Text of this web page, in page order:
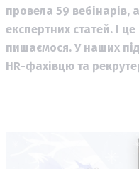
провела 59 вебінарів,
експертних статей. І
пишаємося. У наших
HR-фахівцю та